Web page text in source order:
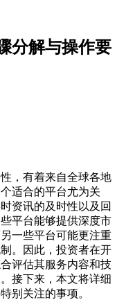
分解与操作要
，有着来自全球各地
适合的平台尤为关
资讯的及时性以及回
平台能够提供深度市
一些平台可能更注重
。因此，投资者在开
评估其服务内容和技
接下来，本文将详细
别关注的事项。